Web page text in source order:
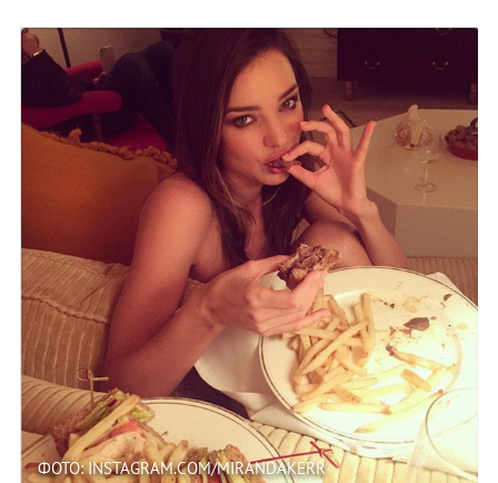
ФОТО: INSTAGRAM.COM/MIRANDAKERR